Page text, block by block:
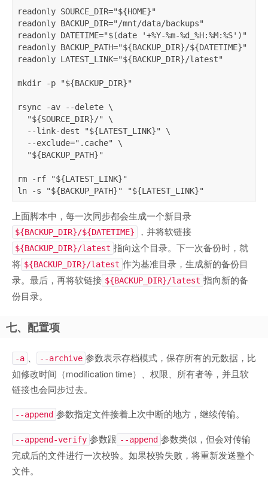
readonly SOURCE_DIR="${HOME}"
readonly BACKUP_DIR="/mnt/data/backups"
readonly DATETIME="$(date '+%Y-%m-%d_%H:%M:%S')"
readonly BACKUP_PATH="${BACKUP_DIR}/${DATETIME}"
readonly LATEST_LINK="${BACKUP_DIR}/latest"
mkdir -p "${BACKUP_DIR}"
rsync -av --delete \
rm -rf "${LATEST_LINK}"
上面脚本中，每一次同步都会生成一个新目录
${BACKUP_DIR}/${DATETIME} ，并将软链接
${BACKUP_DIR}/latest 指向这个目录。下一次备份时，就
将 ${BACKUP_DIR}/latest 作为基准目录，生成新的备份目
录。最后，再将软链接 ${BACKUP_DIR}/latest 指向新的备
份目录。
七、配置项
-a --archive 参数表示存档模式，保存所有的元数据，比
如修改时间（modification time）、权限、所有者等，并且软
链接也会同步过去。
--append 参数指定文件接着上次中断的地方，继续传输。
--append-verify 参数跟 --append 参数类似，但会对传输
完成后的文件进行一次校验。如果校验失败，将重新发送整个
文件。